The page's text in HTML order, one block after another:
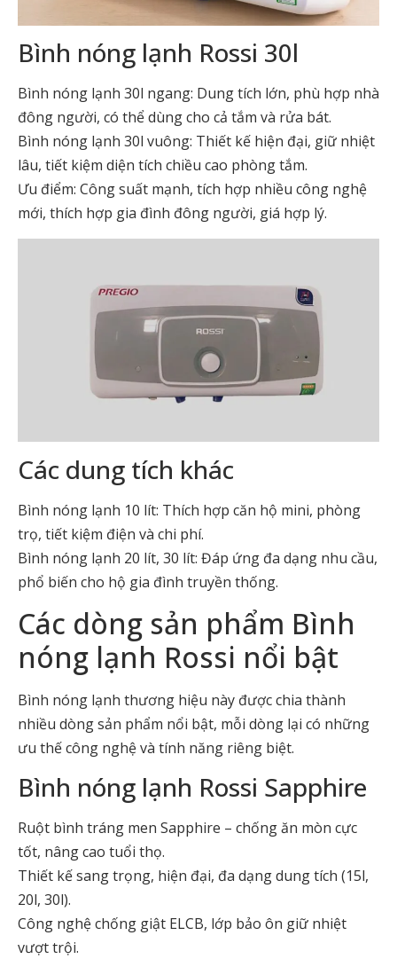
Bình nóng lạnh Rossi 30l
Bình nóng lạnh 30l ngang: Dung tích lớn, phù hợp nhà
đông người, có thể dùng cho cả tắm và rửa bát.
Bình nóng lạnh 30l vuông: Thiết kế hiện đại, giữ nhiệt
lâu, tiết kiệm diện tích chiều cao phòng tắm.
Ưu điểm: Công suất mạnh, tích hợp nhiều công nghệ
mới, thích hợp gia đình đông người, giá hợp lý.
Các dung tích khác
Bình nóng lạnh 10 lít: Thích hợp căn hộ mini, phòng
trọ, tiết kiệm điện và chi phí.
Bình nóng lạnh 20 lít, 30 lít: Đáp ứng đa dạng nhu cầu,
phổ biến cho hộ gia đình truyền thống.
Các dòng sản phẩm Bình
nóng lạnh Rossi nổi bật
Bình nóng lạnh thương hiệu này được chia thành
nhiều dòng sản phẩm nổi bật, mỗi dòng lại có những
ưu thế công nghệ và tính năng riêng biệt.
Bình nóng lạnh Rossi Sapphire
Ruột bình tráng men Sapphire – chống ăn mòn cực
tốt, nâng cao tuổi thọ.
Thiết kế sang trọng, hiện đại, đa dạng dung tích (15l,
20l, 30l).
Công nghệ chống giật ELCB, lớp bảo ôn giữ nhiệt
vượt trội.